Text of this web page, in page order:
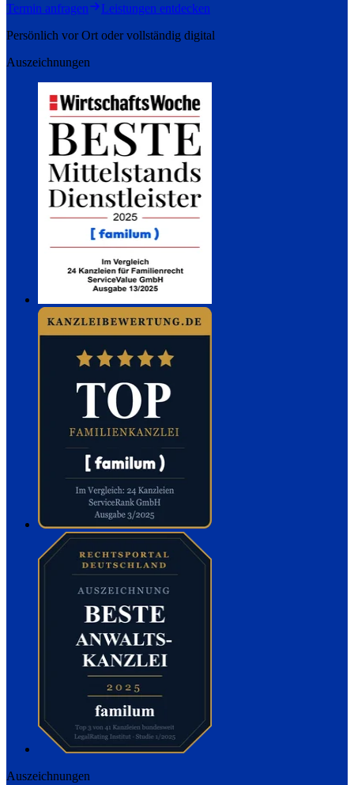
Termin anfragen
Leistungen entdecken
Persönlich vor Ort oder vollständig digital
Auszeichnungen
Auszeichnungen